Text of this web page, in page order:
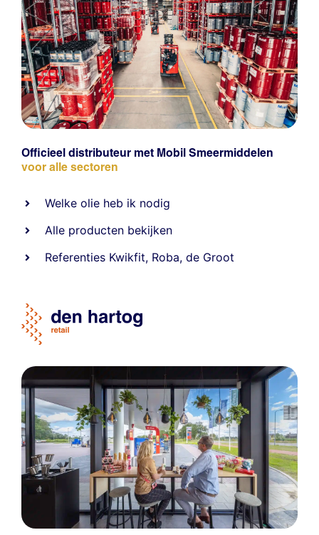
Officieel distributeur met Mobil Smeermiddelen
voor alle sectoren
Welke olie heb ik nodig
Alle producten bekijken
Referenties Kwikfit, Roba,de Groot